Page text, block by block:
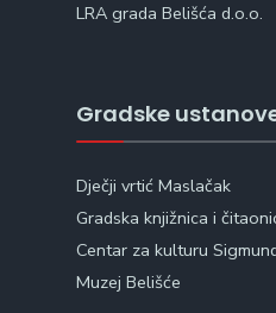
LRA grada Belišća d.o.o.
Gradske
Dječji vrtić Maslačak
Gradska knjižnica i
Centar za kulturu
Muzej Belišće